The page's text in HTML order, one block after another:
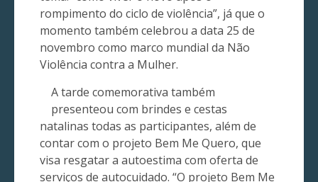
rompimento do ciclo de violência”, já que o
momento também celebrou a data 25 de
novembro como marco mundial da Não
Violência contra a Mulher.
A tarde comemorativa também
presenteou com brindes e cestas
natalinas todas as participantes, além de
contar com o projeto Bem Me Quero, que
visa resgatar a autoestima com oferta de
serviços de autocuidado. “O projeto Bem Me